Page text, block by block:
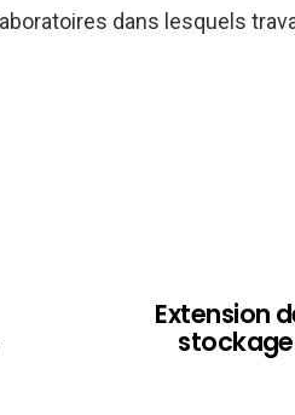
dans lesquels
Extension